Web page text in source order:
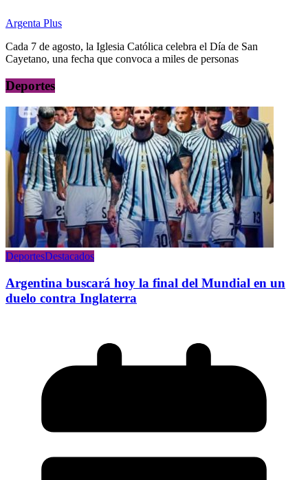
Argenta Plus
Cada 7 de agosto, la Iglesia Católica celebra el Día de San
Cayetano, una fecha que convoca a miles de personas
Deportes
DeportesDestacados
Argentina buscará hoy la final del Mundial en un
duelo contra Inglaterra